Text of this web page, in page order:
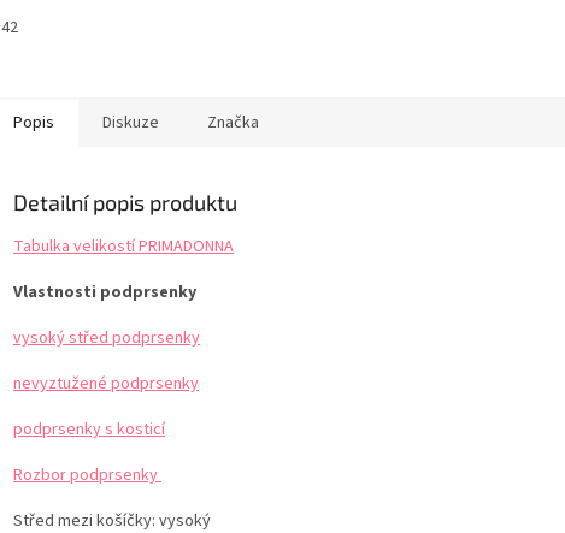
pokožce příjemný pocit luxusu.
Doporučujeme Tabulka
42
Popis Diskuze Značka
Detailní popis produktu
Tabulka velikostí PRIMADONNA
Vlastnosti podprsenky
vysoký střed podprsenky
nevyztužené podprsenky
podprsenky s kosticí
Rozbor podprsenky
Střed mezi košíčky: vysoký